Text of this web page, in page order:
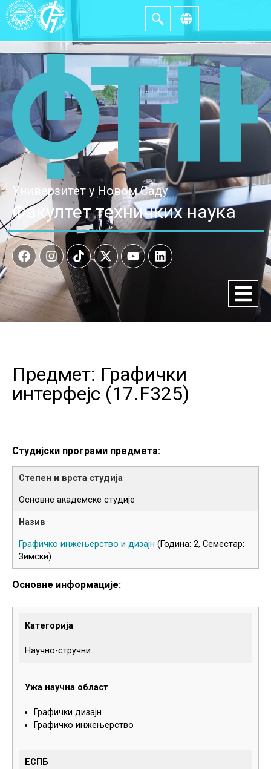
Универзитет у Новом Саду
Факултет техничких наука
Предмет: Графички
интерфејс (17.F325)
Студијски програми предмета:
Основне академске студије
Графичко инжењерство и дизајн (Година: 2, Семестар:
Зимски)
Основне информације:
Категорија
Научно-стручни
Ужа научна област
Графички дизајн
Графичко инжењерство
ЕСПБ